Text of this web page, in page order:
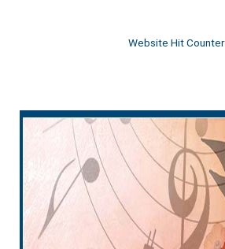
Website Hit Counter